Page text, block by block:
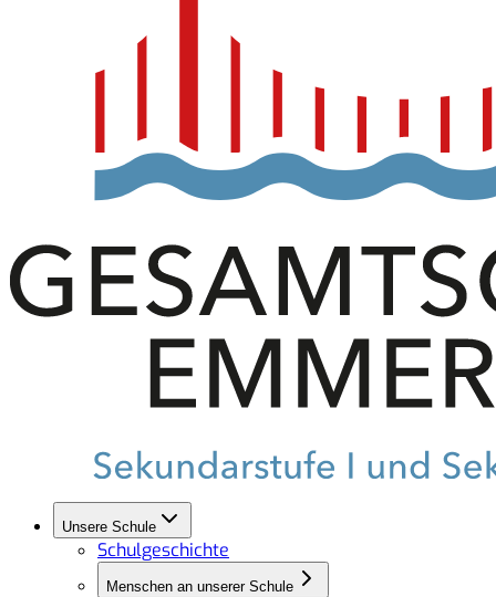
Unsere Schule
Schulgeschichte
Menschen an unserer Schule